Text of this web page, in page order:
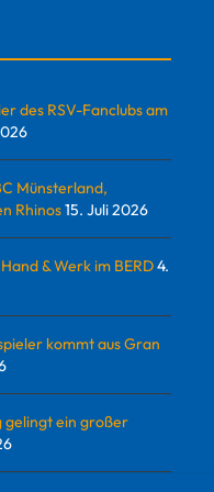
des RSV-Fanclubs am
Münsterland,
Rhinos15. Juli 2026
& Werk im BERD4.
kommt aus Gran
gelingt ein großer